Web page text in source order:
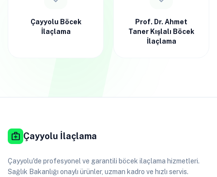
Çayyolu Böcek
İlaçlama
Prof. Dr. Ahmet
Taner Kışlalı Böcek
İlaçlama
medical_services Çayyolu İlaçlama
Çayyolu'de profesyonel ve garantili böcek ilaçlama hizmetleri.
Sağlık Bakanlığı onaylı ürünler, uzman kadro ve hızlı servis.